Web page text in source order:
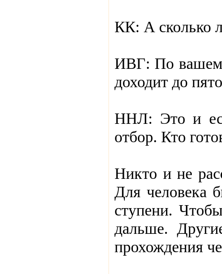
КК: А сколько
ИВГ: По
доходит до
ННЛ: Это и
отбор. Кто
Никто и не
Для человека
ступени.
дальше.
прохождения